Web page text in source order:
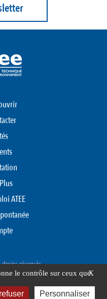
ATEE
réservés
Plan du site
X
le contrôle sur ceux que
Personnaliser